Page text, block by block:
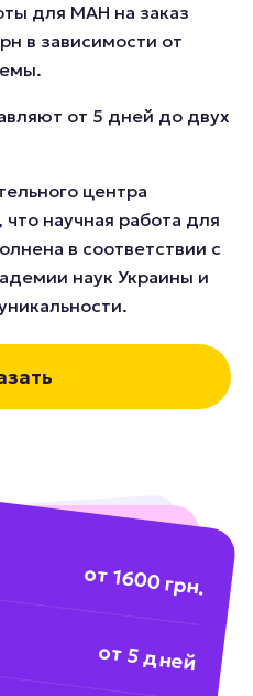
для МАН на заказ
в зависимости от
от 5 дней до двух
центра
научная работа для
в соответствии с
наук Украины и
от 1600 грн.
от 5 дней